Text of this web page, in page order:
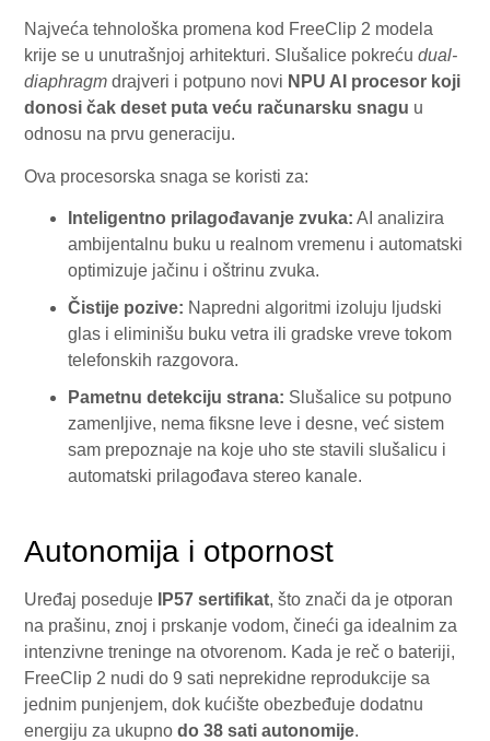
Najveća tehnološka promena kod FreeClip 2 modela
krije se u unutrašnjoj arhitekturi. Slušalice pokrećudual-
diaphragm drajveri i potpuno novi NPU AI procesor koji
donosi čak deset puta veću računarsku snagu u
odnosu na prvu generaciju.
Ova procesorska snaga se koristi za:
Inteligentno prilagođavanje zvuka: AI analizira
ambijentalnu buku u realnom vremenu i automatski
optimizuje jačinu i oštrinu zvuka.
Čistije pozive: Napredni algoritmi izoluju ljudski
glas i eliminišu buku vetra ili gradske vreve tokom
telefonskih razgovora.
Pametnu detekciju strana: Slušalice su potpuno
zamenljive, nema fiksne leve i desne, već sistem
sam prepoznaje na koje uho ste stavili slušalicu i
automatski prilagođava stereo kanale.
Autonomija i otpornost
Uređaj poseduje IP57 sertifikat, što znači da je otporan
na prašinu, znoj i prskanje vodom, čineći ga idealnim za
intenzivne treninge na otvorenom. Kada je reč o bateriji,
FreeClip 2 nudi do 9 sati neprekidne reprodukcije sa
jednim punjenjem, dok kućište obezbeđuje dodatnu
energiju za ukupnodo 38 sati autonomije.